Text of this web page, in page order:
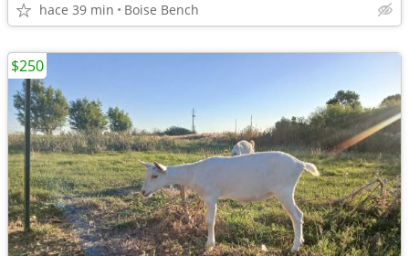
hace 39 min Boise Bench
$250